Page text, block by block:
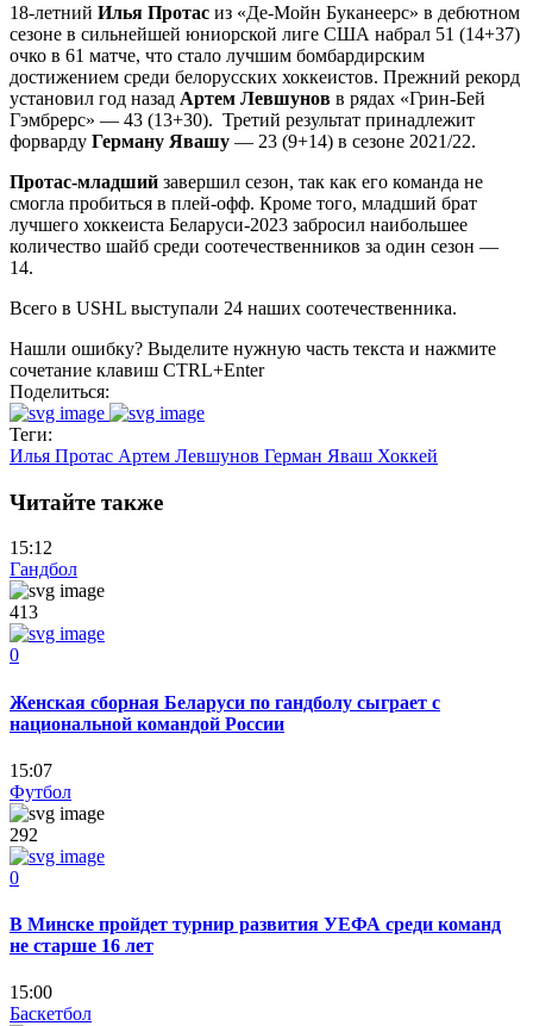
18-летний Илья Протас из «Де-Мойн Буканеерс» в дебютном
сезоне в сильнейшей юниорской лиге США набрал 51 (14+37)
очко в 61 матче, что стало лучшим бомбардирским
достижением среди белорусских хоккеистов. Прежний рекорд
установил год назад Артем Левшунов в рядах «Грин-Бей
Гэмбрерс» — 43 (13+30). Третий результат принадлежит
форварду Герману Явашу — 23 (9+14) в сезоне 2021/22.
Протас-младший завершил сезон, так как его команда не
смогла пробиться в плей-офф. Кроме того, младший брат
лучшего хоккеиста Беларуси-2023 забросил наибольшее
количество шайб среди соотечественников за один сезон —
14.
Всего в USHL выступали 24 наших соотечественника.
Нашли ошибку? Выделите нужную часть текста и нажмите
сочетание клавиш CTRL+Enter
Поделиться:
Теги:
Илья Протас Артем Левшунов Герман Яваш Хоккей
Читайте также
15:12
Гандбол
413
0
Женская сборная Беларуси по гандболу сыграет с
национальной командой России
15:07
Футбол
292
0
В Минске пройдет турнир развития УЕФА среди команд
не старше 16 лет
15:00
Баскетбол